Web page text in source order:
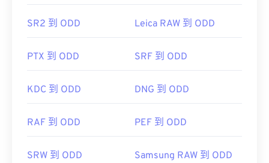
需要先提取文件，然後再將其重新歸檔為另一種歸檔
開發人員：CDisplay
SR2 到 ODD Leica RAW 到 ODD
PTX 到 ODD SRF 到 ODD
KDC 到 ODD DNG 到 ODD
RAF 到 ODD PEF 到 ODD
SRW 到 ODD Samsung RAW 到 ODD